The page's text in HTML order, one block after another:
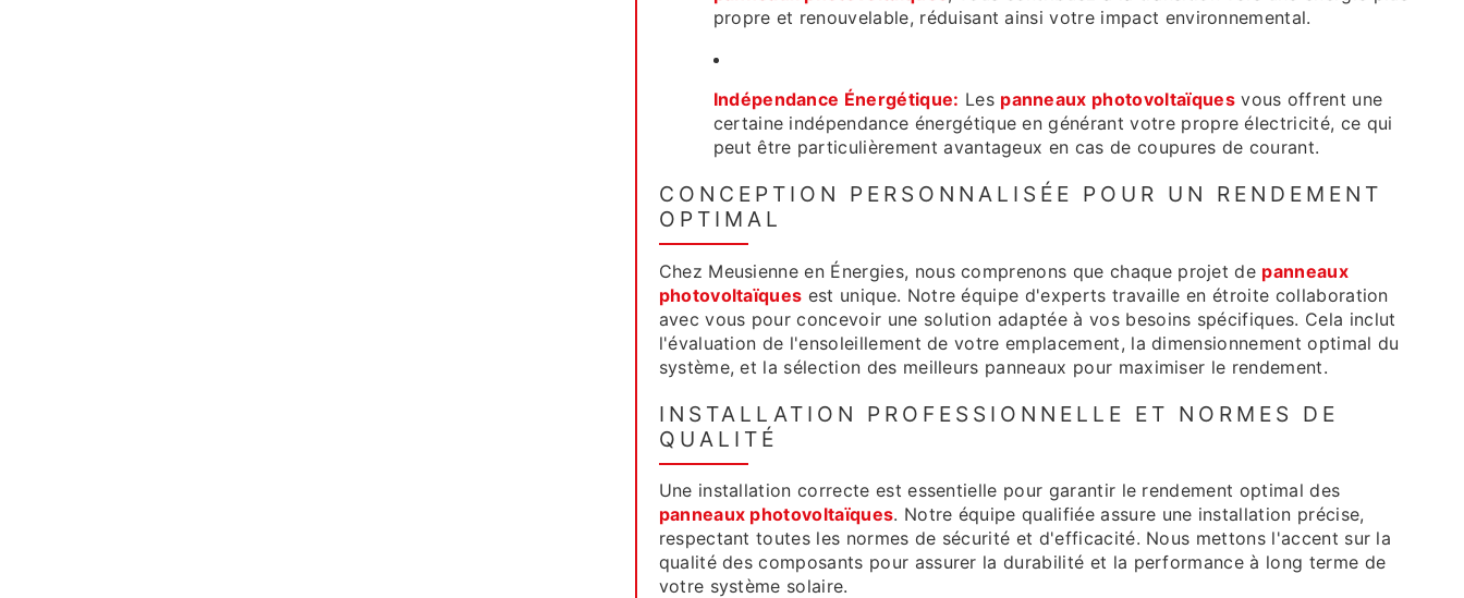
propre et renouvelable, réduisant ainsi votre impact environnemental.
Indépendance Énergétique: Les panneaux photovoltaïquesvous offrent une
certaine indépendance énergétique en générant votre propre électricité, ce qui
peut être particulièrement avantageux en cas de coupures de courant.
CONCEPTION PERSONNALISÉE POUR UN RENDEMENT
OPTIMAL
Chez Meusienne en Énergies, nous comprenons que chaque projet de panneaux
photovoltaïques est unique. Notre équipe d'experts travaille en étroite collaboration
avec vous pour concevoir une solution adaptée à vos besoins spécifiques. Cela inclut
l'évaluation de l'ensoleillement de votre emplacement, la dimensionnement optimal du
système, et la sélection des meilleurs panneaux pour maximiser le rendement.
INSTALLATION PROFESSIONNELLE ET NORMES DE
QUALITÉ
Une installation correcte est essentielle pour garantir le rendement optimal des
panneaux photovoltaïques. Notre équipe qualifiée assure une installation précise,
respectant toutes les normes de sécurité et d'efficacité. Nous mettons l'accent sur la
qualité des composants pour assurer la durabilité et la performance à long terme de
votre système solaire.